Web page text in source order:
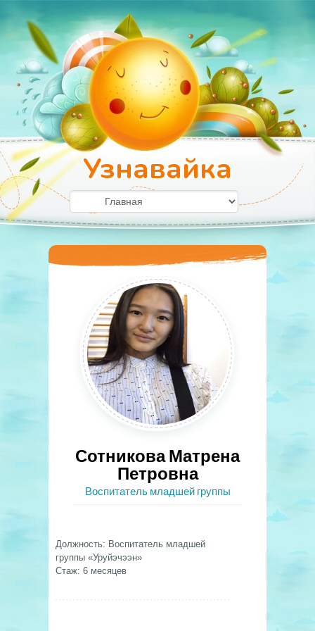
Узнавайка
Сотникова Матрена
Петровна
Воспитатель младшей группы
Должность: Воспитатель младшей
группы «Уруйэчээн»
Стаж: 6 месяцев